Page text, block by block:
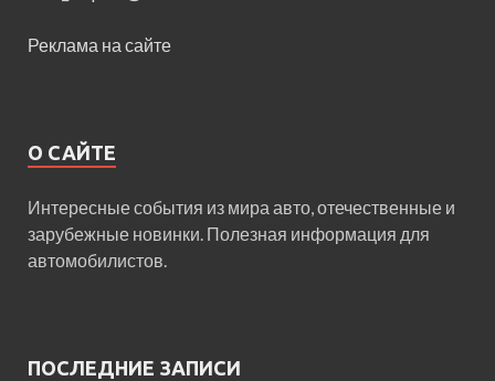
Реклама на сайте
О САЙТЕ
Интересные события из мира авто, отечественные и
зарубежные новинки. Полезная информация для
автомобилистов.
ПОСЛЕДНИЕ ЗАПИСИ